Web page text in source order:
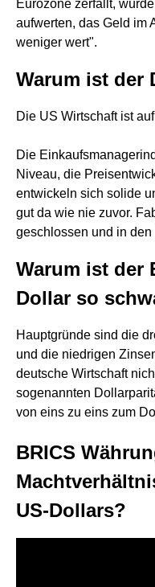
Eurozone zerfällt,
aufwerten, das Geld im
weniger wert".
Warum ist der
Die US Wirtschaft ist
Die
Niveau, die
entwickeln sich solide
gut da wie nie zuvor.
geschlossen und in
Warum ist der
Dollar so
Hauptgründe sind die
und die niedrigen
deutsche Wirtschaft
sogenannten
von eins zu eins zum
BRICS
US-Dollars?